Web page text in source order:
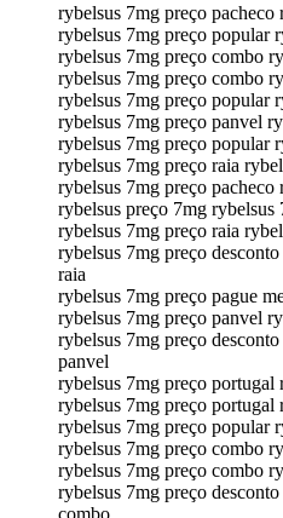
rybelsus 7mg preço
rybelsus 7mg preço popular
rybelsus 7mg preço combo
rybelsus 7mg preço combo
rybelsus 7mg preço popular
rybelsus 7mg preço panvel
rybelsus 7mg preço popular
rybelsus 7mg preço raia
rybelsus 7mg preço
rybelsus preço 7mg rybelsus
rybelsus 7mg preço raia
rybelsus 7mg preço
raia
rybelsus 7mg preço pague
rybelsus 7mg preço panvel
rybelsus 7mg preço
panvel
rybelsus 7mg preço portugal
rybelsus 7mg preço portugal
rybelsus 7mg preço popular
rybelsus 7mg preço combo
rybelsus 7mg preço combo
rybelsus 7mg preço
combo